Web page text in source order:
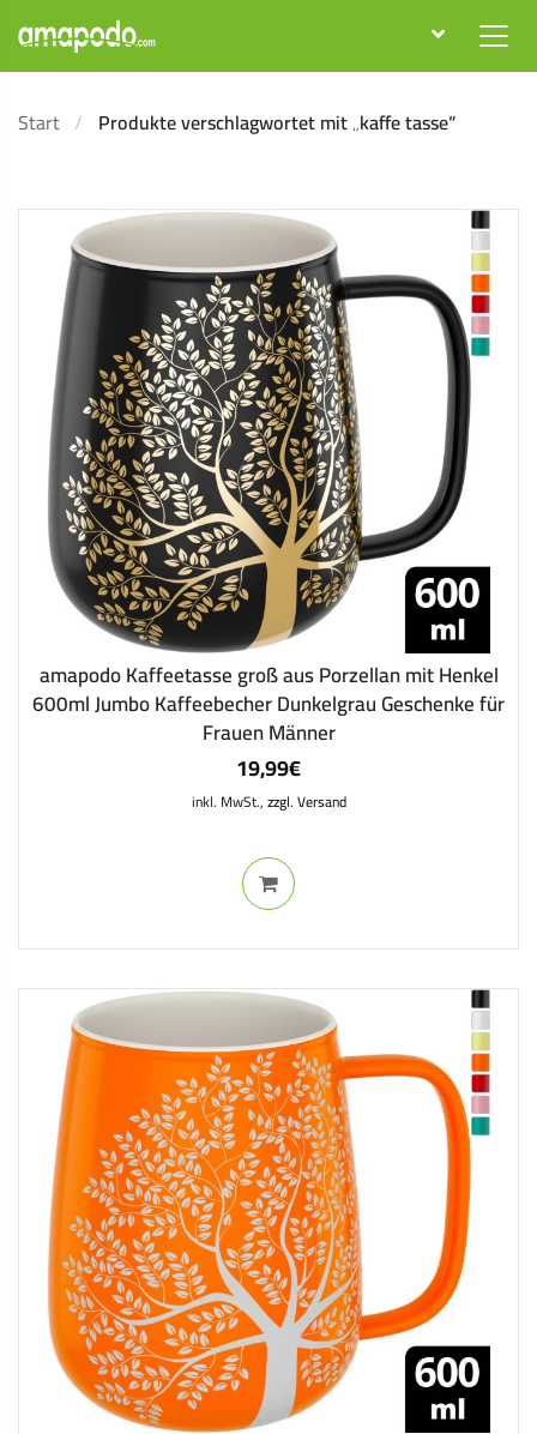
Start Produkte verschlagwortet mit „kaffe tasse“
amapodo Kaffeetasse groß aus Porzellan mit Henkel
600ml Jumbo Kaffeebecher Dunkelgrau Geschenke für
Frauen Männer
19,99€
inkl. MwSt.,zzgl. Versand